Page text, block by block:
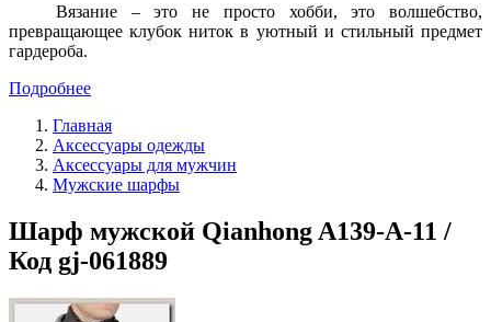
Вязание – это не просто хобби, это волшебство,
превращающее клубок ниток в уютный и стильный предмет
гардероба.
Подробнее
Главная
Аксессуары одежды
Аксессуары для мужчин
Мужские шарфы
Шарф мужской Qianhong A139-A-11 /
Код gj-061889